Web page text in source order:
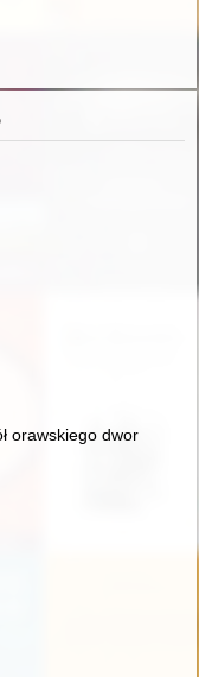
państwowych i
do Instytutu Polskiej
orawskiego dworu :